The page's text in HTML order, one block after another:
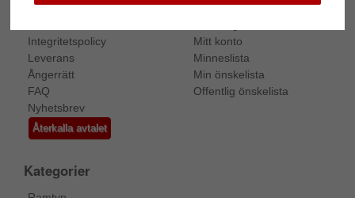
Juridisk information
Integritetspolicy
Leverans
Ångerrätt
FAQ
Nyhetsbrev
Återkalla avtalet
Hjälp
Mitt konto
Minneslista
Min önskelista
Offentlig önskelista
Kategorier